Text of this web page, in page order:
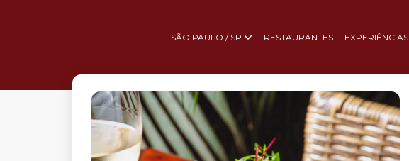
SÃO PAULO / SP RESTAURANTES EXPERIÊNCIAS